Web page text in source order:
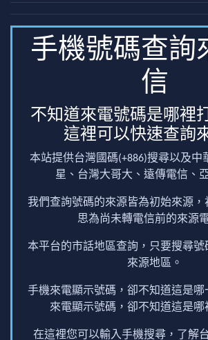
手機號碼查詢
信
不知道來電號碼是哪裡
這裡可以快速查詢
本站提供台灣國碼(+886)搜尋以及中
星、台灣大哥大、遠傳電信、
我們查詢號碼的來源皆為初始來源，
思為尚未轉電信前的來源
本平台的市話地區查詢，只要搜尋號
來源地區。
手機來電顯示號碼，卻不知道這是哪
來電顯示號碼，卻不知道這是哪
在這裡您可以輸入手機搜尋，了解